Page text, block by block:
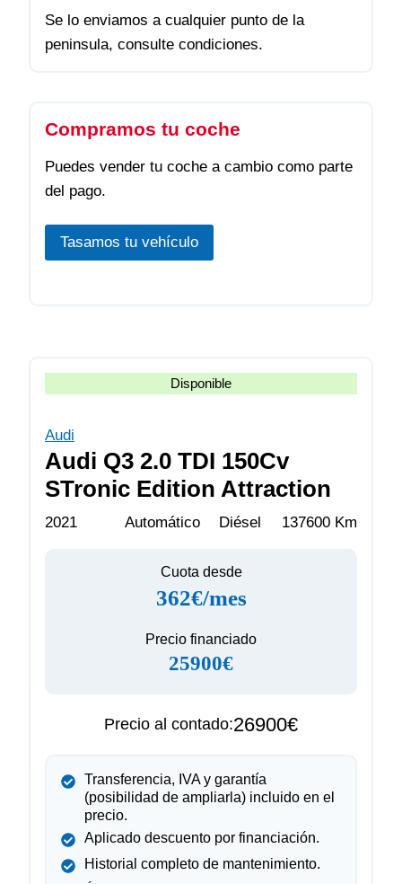
Se lo enviamos a cualquier punto de la
peninsula, consulte condiciones.
Compramos tu coche
Puedes vender tu coche a cambio como parte
del pago.
Tasamos tu vehículo
Disponible
Audi
Audi Q3 2.0 TDI 150Cv
STronic Edition Attraction
2021 Automático Diésel 137600 Km
Cuota desde
362€/mes
Precio financiado
25900€
Precio al contado:26900€
Transferencia, IVA y garantía
(posibilidad de ampliarla) incluido en el
precio.
Aplicado descuento por financiación.
Historial completo de mantenimiento.